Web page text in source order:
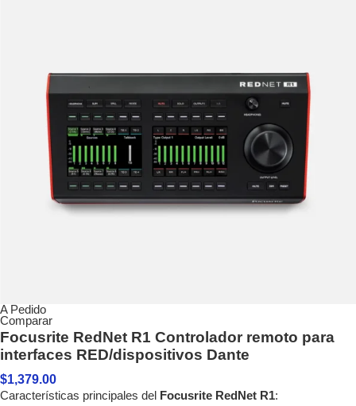
A Pedido
Comparar
Focusrite RedNet R1 Controlador remoto para
interfaces RED/dispositivos Dante
$1,379.00
Características principales del Focusrite RedNet R1: